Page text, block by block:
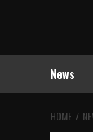
News
HOME